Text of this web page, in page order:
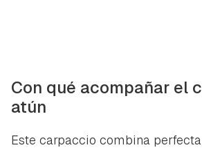
Con qué acompañar el
atún
Este carpaccio combina